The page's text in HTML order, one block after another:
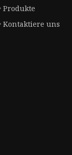
Produkte
Kontaktiere uns